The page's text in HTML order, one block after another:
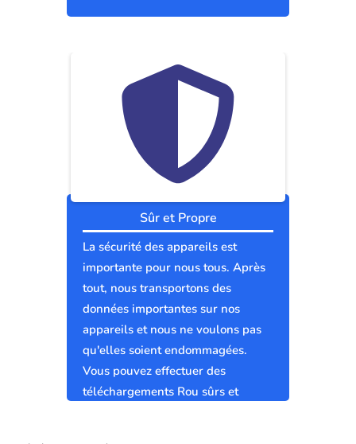
Sûr et Propre
La sécurité des appareils est
importante pour nous tous. Après
tout, nous transportons des
données importantes sur nos
appareils et nous ne voulons pas
qu'elles soient endommagées.
Vous pouvez effectuer des
téléchargements Rou sûrs et